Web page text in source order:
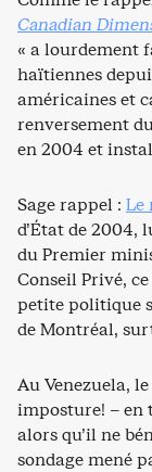
Canadian
« a lourdement
haïtiennes
américaines et
renversement
en 2004 et
Sage rappel : Le
d’État de 2004,
du Premier
Conseil Privé,
petite politique
de Montréal,
Au Venezuela,
imposture! – en
alors qu’il ne
sondage mené